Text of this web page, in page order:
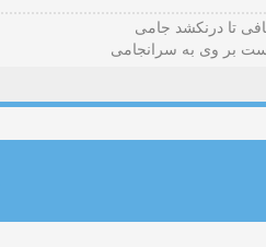
تا درنکشد جامی
بر وی به سرانجامی